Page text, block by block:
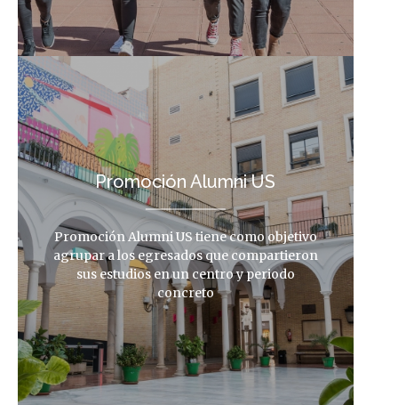
Promoción Alumni US
Promoción Alumni US tiene como objetivo
agrupar a los egresados que compartieron
sus estudios en un centro y periodo
concreto